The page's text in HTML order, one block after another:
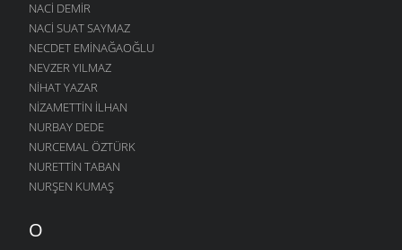
ESKI GÜNLER
10 AĞUSTOS 2004
HE VALLAH
10 AĞUSTOS 2004
GEÇMIŞ ZAMAN OLURKI
10 AĞUSTOS 2004
YAĞMURLU ŞIIR
10 AĞUSTOS 2004
10 AĞUSTOS 2004
NACI DEMIR
NACI SUAT SAYMAZ
NECDET EMINAĞAOĞLU
NEVZER YILMAZ
NIHAT YAZAR
NIZAMETTIN İLHAN
NURBAY DEDE
NURCEMAL ÖZTÜRK
NURETTIN TABAN
NURŞEN KUMAŞ
O